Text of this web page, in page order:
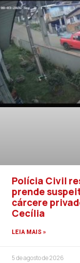
Polícia Civil
prende
cárcere
Cecília
LEIA MAIS »
5 de agosto de 2026